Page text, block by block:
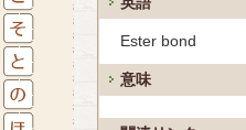
Ester bond
意味